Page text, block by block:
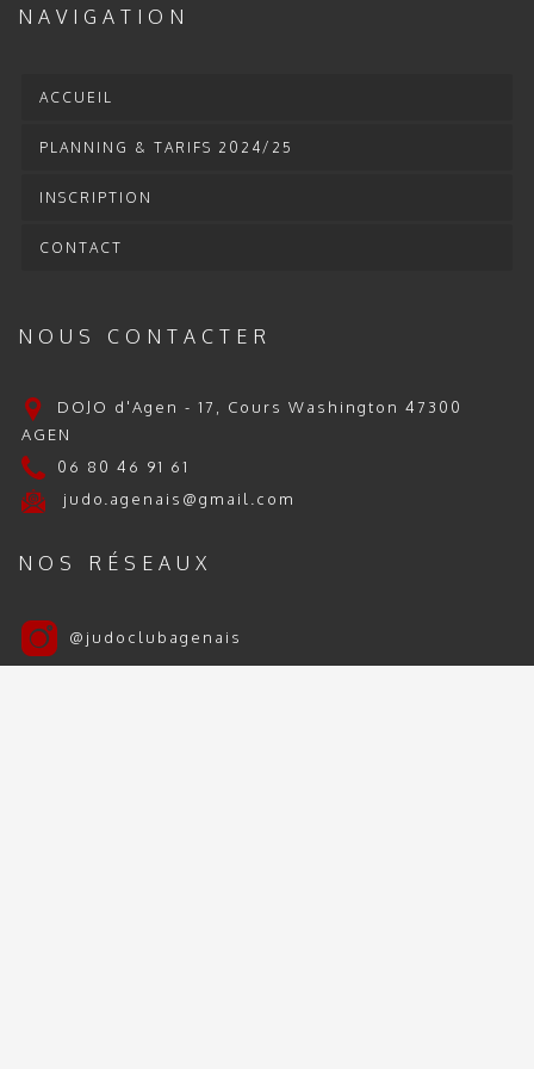
NOUS CONTACTER
DOJO d'Agen - 17, Cours Washington 47300
AGEN
06 80 46 91 61
judo.agenais@gmail.com
NAVIGATION
ACCUEIL
PLANNING & TARIFS 2024/25
INSCRIPTION
CONTACT
NOS RÉSEAUX
@judoclubagenais